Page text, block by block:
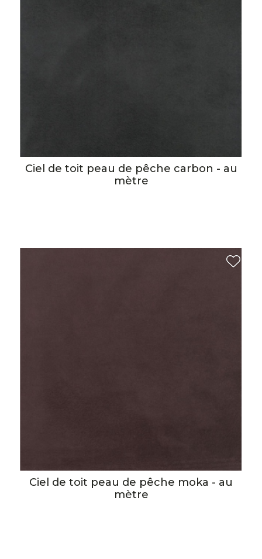
Ciel de toit peau de pêche carbon - au
mètre
Ciel de toit peau de pêche moka - au
mètre